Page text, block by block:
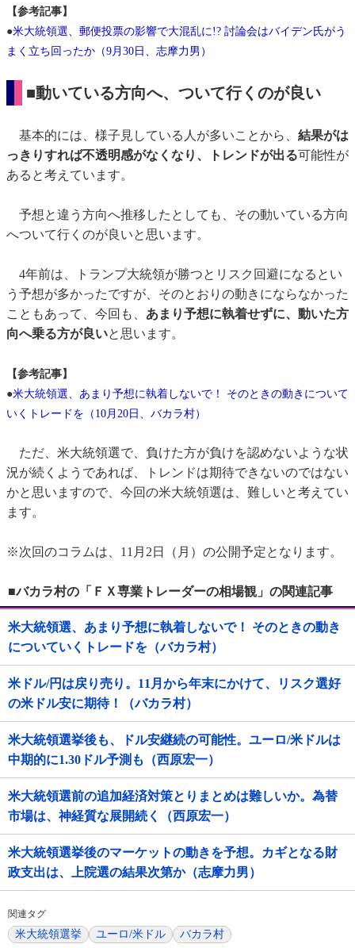
【参考記事】
●米大統領選、郵便投票の影響で大混乱に!? 討論会はバイデン氏がう
まく立ち回ったか（9月30日、志摩力男）
■動いている方向へ、ついて行くのが良い
基本的には、様子見している人が多いことから、 結果がは
っきりすれば不透明感がなくなり、トレンドが出る可能性が
あると考えています。
予想と違う方向へ推移したとしても、その動いている方向
へついて行くのが良いと思います。
4年前は、トランプ大統領が勝つとリスク回避になるとい
う予想が多かったですが、そのとおりの動きにならなかった
こともあって、今回も、 あまり予想に執着せずに、動いた方
向へ乗る方が良いと思います。
【参考記事】
●米大統領選、あまり予想に執着しないで！ そのときの動きについて
いくトレードを（10月20日、バカラ村）
ただ、米大統領選で、負けた方が負けを認めないような状
況が続くようであれば、トレンドは期待できないのではない
かと思いますので、今回の米大統領選は、難しいと考えてい
ます。
※次回のコラムは、11月2日（月）の公開予定となります。
■バカラ村の「ＦＸ専業トレーダーの相場観」の関連記事
米大統領選、あまり予想に執着しないで！ そのときの動き
についていくトレードを（バカラ村）
米ドル/円は戻り売り。11月から年末にかけて、リスク選好
の米ドル安に期待！（バカラ村）
米大統領選挙後も、ドル安継続の可能性。ユーロ/米ドルは
中期的に1.30ドル予測も（西原宏一）
米大統領選前の追加経済対策とりまとめは難しいか。為替
市場は、神経質な展開続く（西原宏一）
米大統領選挙後のマーケットの動きを予想。カギとなる財
政支出は、上院選の結果次第か（志摩力男）
関連タグ
米大統領選挙 ユーロ/米ドル バカラ村